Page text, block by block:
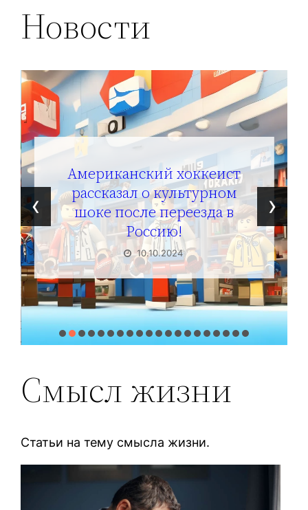
Новости
Солдат ВСУ говорит о том,
чтобы продавали топливо
для ремонта техники в
Угледаре
10.10.2024
‹ ›
Смысл жизни
Статьи на тему смысла жизни.